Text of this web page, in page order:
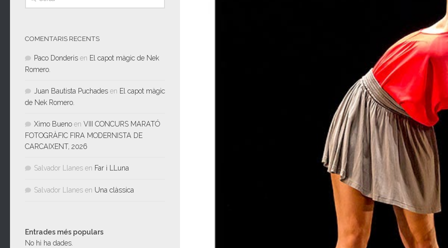
COMENTARIS RECENTS
Paco Donderis en El capot màgic de Nek
Romero.
Juan Bautista Puchades en El capot màgic
de Nek Romero.
Ximo Bueno en VIII CONCURS MARATÓ
FOTOGRÀFIC FIRA MODERNISTA DE
CARCAIXENT, 2026
Salvador Llanes en Far i LLuna
Salvador Llanes en Una clàssica
Entrades més populars
No hi ha dades.